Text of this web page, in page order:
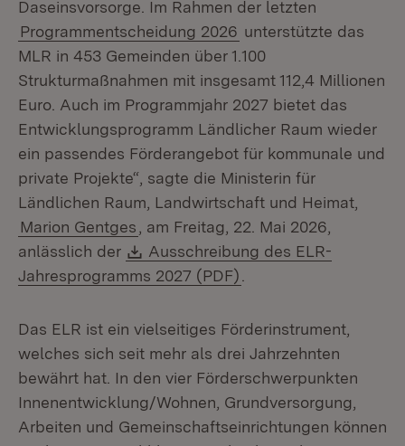
Daseinsvorsorge. Im Rahmen der letzten
Programmentscheidung 2026 unterstützte das
MLR in 453 Gemeinden über 1.100
Strukturmaßnahmen mit insgesamt 112,4 Millionen
Euro. Auch im Programmjahr 2027 bietet das
Entwicklungsprogramm Ländlicher Raum wieder
ein passendes Förderangebot für kommunale und
private Projekte“, sagte die Ministerin für
Ländlichen Raum, Landwirtschaft und Heimat,
Marion Gentges
, am Freitag, 22. Mai 2026,
anlässlich der
Download:
Ausschreibung des ELR-
Jahresprogramms 2027 (PDF)
Das ELR ist ein vielseitiges Förderinstrument,
welches sich seit mehr als drei Jahrzehnten
bewährt hat. In den vier Förderschwerpunkten
Innenentwicklung/Wohnen, Grundversorgung,
Arbeiten und Gemeinschaftseinrichtungen können